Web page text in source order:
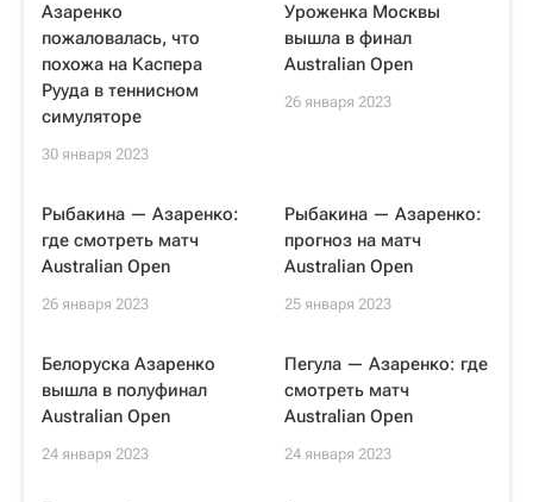
Азаренко
пожаловалась, что
похожа на Каспера
Рууда в теннисном
симуляторе
30 января 2023
Уроженка Москвы
вышла в финал
Australian Open
26 января 2023
Рыбакина — Азаренко:
где смотреть матч
Australian Open
26 января 2023
Рыбакина — Азаренко:
прогноз на матч
Australian Open
25 января 2023
Белоруска Азаренко
вышла в полуфинал
Australian Open
24 января 2023
Пегула — Азаренко: где
смотреть матч
Australian Open
24 января 2023